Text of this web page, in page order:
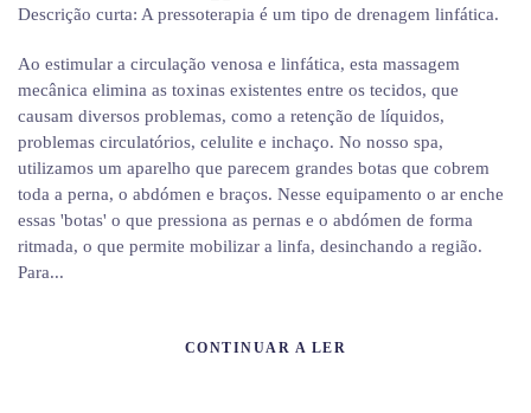
Descrição curta: A pressoterapia é um tipo de drenagem linfática.
Ao estimular a circulação venosa e linfática, esta massagem
mecânica elimina as toxinas existentes entre os tecidos, que
causam diversos problemas, como a retenção de líquidos,
problemas circulatórios, celulite e inchaço. No nosso spa,
utilizamos um aparelho que parecem grandes botas que cobrem
toda a perna, o abdómen e braços. Nesse equipamento o ar enche
essas 'botas' o que pressiona as pernas e o abdómen de forma
ritmada, o que permite mobilizar a linfa, desinchando a região.
Para...
CONTINUAR A LER